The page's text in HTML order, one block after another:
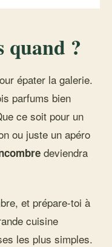
quand ?
épater la galerie.
parfums bien
ce soit pour un
ou juste un apéro
deviendra
et prépare-toi à
cuisine
les plus simples.